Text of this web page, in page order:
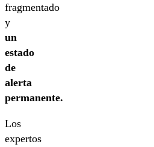
fragmentado
y
un
estado
de
alerta
permanente.
Los
expertos